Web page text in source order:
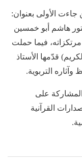
الأولى بعنوان:
هاشم أبو خمسين
فيما حملت
قدّمها الأستاذ
وآثاره التربوية.
على
القرآنية